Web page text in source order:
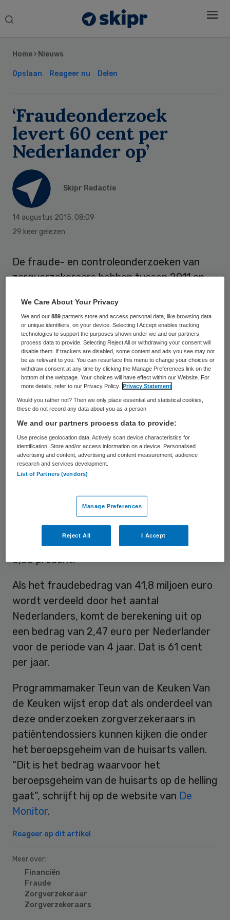
Search
Home › Nieuws
Opslaan Reageer nu Delen
‘Fraudeonderzoek
levert 60 cent per
Nederlander op’
Skipr Redactie
14 augustus 2015, 08:09
29 keer gelezen
De fraude- en controleonderzoeken van
zorgverzekeraars hebben tussen 2011 en
Nederlander per jaar opgeleverd. Dat blijkt
uit een berekening van het NCRV-
programma De Monitor.
Volgens de berekeningen van het
programma leverden de fraude- en
controleonderzoeken van zorgverzekeraars
de afgelopen 4 jaar, tussen 2011 en 2014, in
totaal 41,8 miljoen euro op. Dat is het
bedrag dat de verzekeraars hebben
teruggevorderd wegens fraude.
in de basisverzekering in de afgelopen 4
jaar was 145,7 miljard euro. Afgezet tegen
dit totale bedrag aan zorggeld, komt De
Monitor uit op een rendement van maximaal
0,03 procent.
Als het fraudebedrag van 41,8 miljoen euro
wordt verdeeld door het aantal
Nederlanders, komt de berekening uit op
een bedrag van 2,47 euro per Nederlander
voor de periode van 4 jaar. Dat is 61 cent
per jaar.
Programmamaker Teun van de Keuken Van
de Keuken wijst erop dat als onderdeel van
deze onderzoeken zorgverzekeraars in
patiëntendossiers kunnen kijken die onder
het beroepsgeheim van de huisarts vallen.
“Dit is het bedrag waarvoor het
beroepsgeheim van de huisarts op de helling
gaat”, schrijft hij op de website van De
Monitor.
Reageer op dit artikel
Meer over:
Financiën
Fraude
Zorgverzekeraar
Zorgverzekeraars
Sidebar
We Care About Your Privacy
We and our889 partners store and access personal data, like browsing data
or unique identifiers, on your device. Selecting I Accept enables tracking
technologies to support the purposes shown under we and our partners
process data to provide. Selecting Reject All or withdrawing your consent will
disable them. If trackers are disabled, some content and ads you see may not
be as relevant to you. You can resurface this menu to change your choices or
withdraw consent at any time by clicking the Manage Preferences link on the
bottom of the webpage. Your choices will have effect within our Website. For
more details, refer to our Privacy Policy.
Privacy Statement
Would you rather not? Then we only place essential and statistical cookies,
these do not record any data about you as a person
We and our partners process data to provide:
Use precise geolocation data. Actively scan device characteristics for
identification. Store and/or access information on a device. Personalised
advertising and content, advertising and content measurement, audience
research and services development.
List of Partners (vendors)
Manage Preferences
Reject All I Accept